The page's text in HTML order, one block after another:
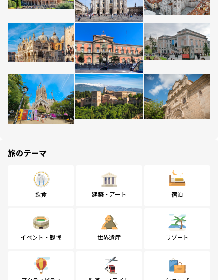
旅のテーマ
飲食 建築・アート 宿泊
イベント・観戦 世界遺産 リゾート